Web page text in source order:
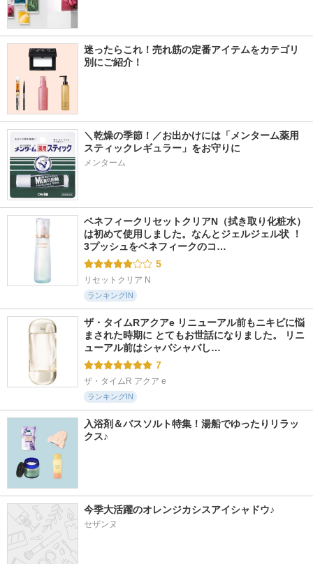
迷ったらこれ！売れ筋の定番アイテムをカテゴリ
別にご紹介！
＼乾燥の季節！／お出かけには「メンターム薬用
スティックレギュラー」をお守りに
メンターム
ベネフィークリセットクリアN（拭き取り化粧水）
は初めて使用しました。なんとジェルジェル状 ！
3プッシュをベネフィークのコ…
5
リセットクリア N
ランキングIN
ザ・タイムRアクアe リニューアル前もニキビに悩
まされた時期に とてもお世話になりました。 リニ
ューアル前はシャバシャバし…
7
ザ・タイムR アクア e
ランキングIN
入浴剤＆バスソルト特集！湯船でゆったりリラッ
クス♪
今季大活躍のオレンジカシスアイシャドウ♪
セザンヌ